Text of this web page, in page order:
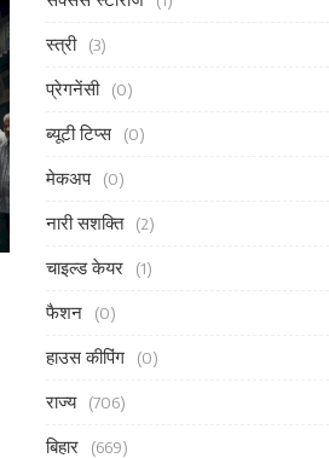
स्त्री (3)
प्रेगनेंसी (0)
ब्यूटी टिप्स (0)
मेकअप (0)
नारी सशक्ति (2)
चाइल्ड केयर (1)
फैशन (0)
हाउस कीपिंग (0)
राज्य (706)
बिहार (669)